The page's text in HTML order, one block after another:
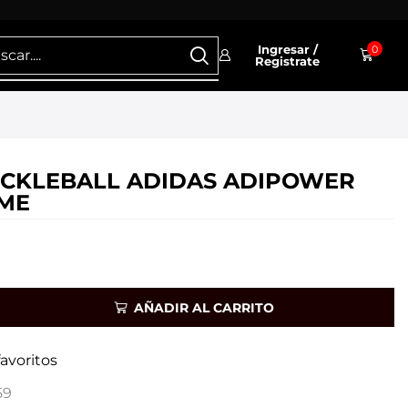
Ingresar /
Registrate
0
ADIDAS ADIPOWER
AÑADIR AL CARRITO